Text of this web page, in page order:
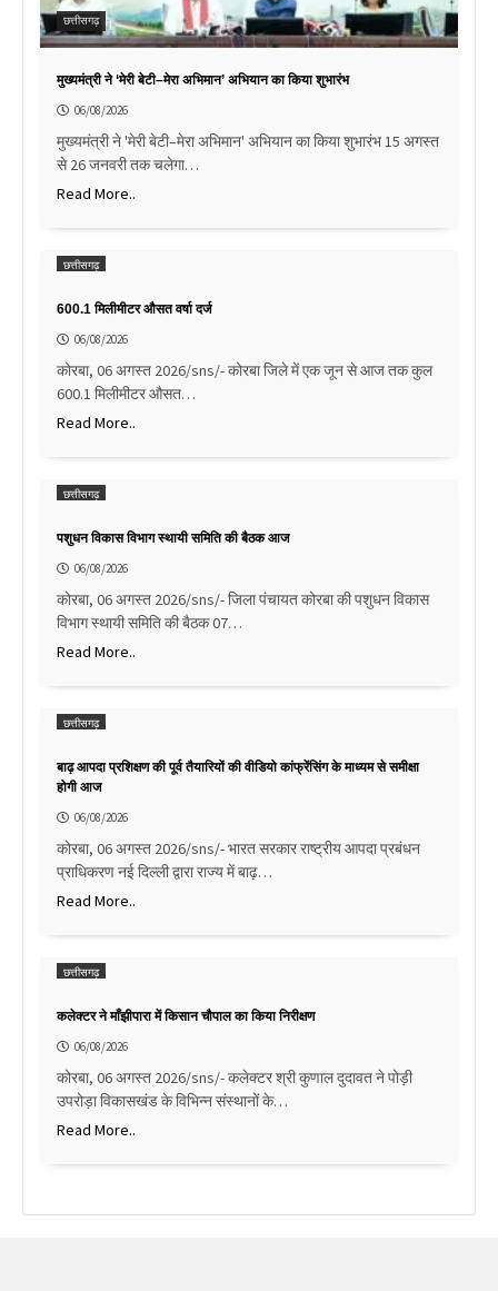
छत्तीसगढ़
मुख्यमंत्री ने ‘मेरी बेटी–मेरा अभिमान’ अभियान का किया शुभारंभ
06/08/2026
मुख्यमंत्री ने 'मेरी बेटी–मेरा अभिमान' अभियान का किया शुभारंभ 15 अगस्त
से 26 जनवरी तक चलेगा…
Read More..
छत्तीसगढ़
600.1 मिलीमीटर औसत वर्षा दर्ज
06/08/2026
कोरबा, 06 अगस्त 2026/sns/- कोरबा जिले में एक जून से आज तक कुल
600.1 मिलीमीटर औसत…
Read More..
छत्तीसगढ़
पशुधन विकास विभाग स्थायी समिति की बैठक आज
06/08/2026
कोरबा, 06 अगस्त 2026/sns/- जिला पंचायत कोरबा की पशुधन विकास
विभाग स्थायी समिति की बैठक 07…
Read More..
छत्तीसगढ़
बाढ़ आपदा प्रशिक्षण की पूर्व तैयारियों की वीडियो कांफ्रेंसिंग के माध्यम से समीक्षा
होगी आज
06/08/2026
कोरबा, 06 अगस्त 2026/sns/- भारत सरकार राष्ट्रीय आपदा प्रबंधन
प्राधिकरण नई दिल्ली द्वारा राज्य में बाढ़…
Read More..
छत्तीसगढ़
कलेक्टर ने माँझीपारा में किसान चौपाल का किया निरीक्षण
06/08/2026
कोरबा, 06 अगस्त 2026/sns/- कलेक्टर श्री कुणाल दुदावत ने पोड़ी
उपरोड़ा विकासखंड के विभिन्न संस्थानों के…
Read More..